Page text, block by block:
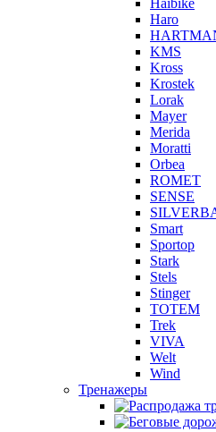
Haibike
Haro
KMS
Kross
Krostek
Lorak
Mayer
Merida
Moratti
Orbea
ROMET
SENSE
Smart
Sportop
Stark
Stels
Stinger
TOTEM
Trek
VIVA
Welt
Wind
Тренажеры